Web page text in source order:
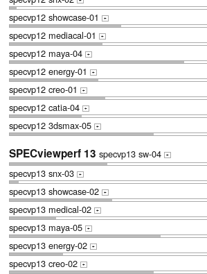
specvp12 showcase-01 +
specvp12 mediacal-01 +
specvp12 maya-04 +
specvp12 energy-01 +
specvp12 creo-01 +
specvp12 catia-04 +
specvp12 3dsmax-05 +
SPECviewperf 13 specvp13 sw-04 +
specvp13 snx-03 +
specvp13 showcase-02 +
specvp13 medical-02 +
specvp13 maya-05 +
specvp13 energy-02 +
specvp13 creo-02 +